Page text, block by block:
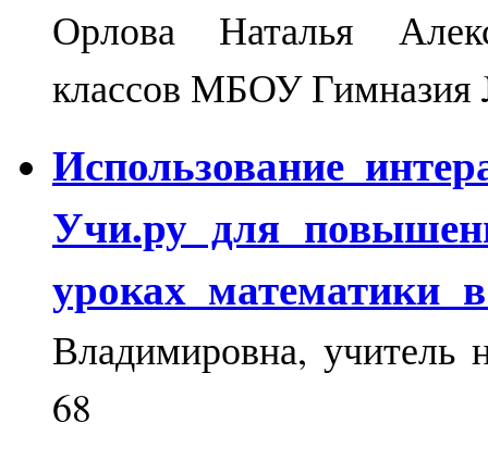
Орлова Наталья
классов МБОУ
Использование
Учи.ру для
уроках математики
Владимировна,
68